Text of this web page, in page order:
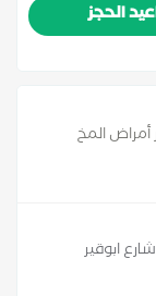
الحجز
المخ
طبيب
ابوقير